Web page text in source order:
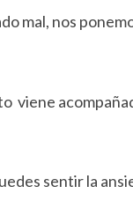
mal, nos
viene
sentir la